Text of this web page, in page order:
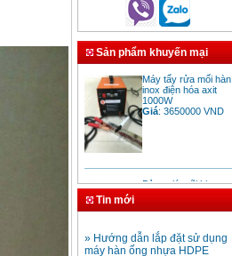
Sản phẩm khuyến mại
Máy tẩy rửa mối hàn
inox điện hóa axit
1000W
Giá:3650000
Bảng giá mũi khoan
rút lõi bê tông
Giá:330000VND
Mũi khoan rút lõi bê
tông D20-D350
Tin mới
máy hàn ống nhựa HDPE
» Hướng dẫn lắp đặt vận